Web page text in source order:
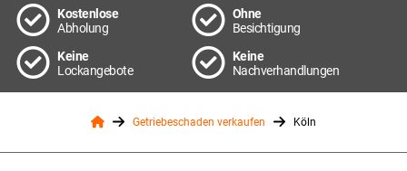
Kostenlose
Abholung
Ohne
Besichtigung
Keine
Lockangebote
Keine
Nachverhandlungen
Getriebeschaden verkaufen Köln